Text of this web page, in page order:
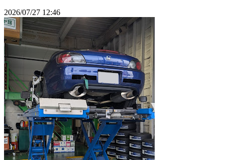
2026/07/27 12:46